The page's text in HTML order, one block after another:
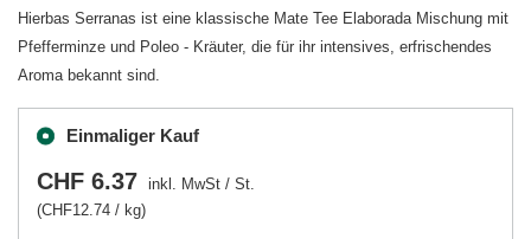
Hierbas Serranas ist eine klassische Mate Tee Elaborada Mischung mit
Pfefferminze und Poleo - Kräuter, die für ihr intensives, erfrischendes
Aroma bekannt sind.
Einmaliger Kauf
CHF 6.37 inkl. MwSt / St.
(CHF12.74 / kg)